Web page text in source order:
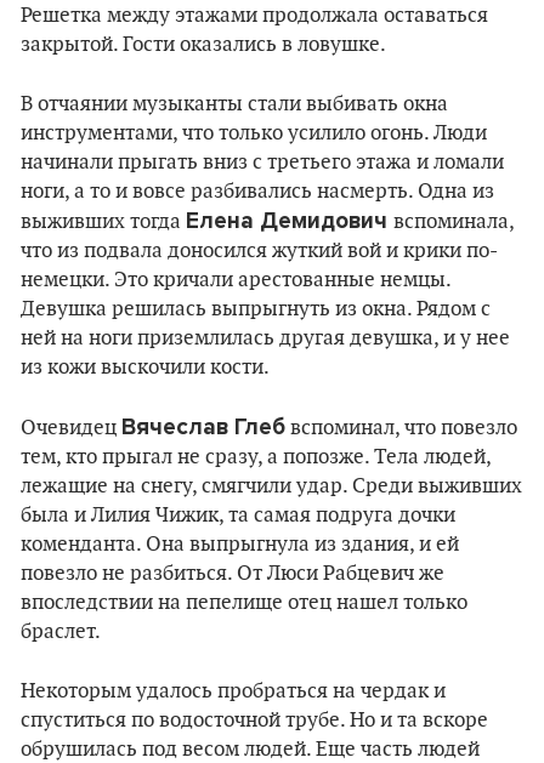
Решетка между этажами продолжала оставаться
закрытой. Гости оказались в ловушке.
В отчаянии музыканты стали выбивать окна
инструментами, что только усилило огонь. Люди
начинали прыгать вниз с третьего этажа и ломали
ноги, а то и вовсе разбивались насмерть. Одна из
выживших тогда Елена Демидович вспоминала,
что из подвала доносился жуткий вой и крики по-
немецки. Это кричали арестованные немцы.
Девушка решилась выпрыгнуть из окна. Рядом с
ней на ноги приземлилась другая девушка, и у нее
из кожи выскочили кости.
Очевидец Вячеслав Глеб вспоминал, что повезло
тем, кто прыгал не сразу, а попозже. Тела людей,
лежащие на снегу, смягчили удар. Среди выживших
была и Лилия Чижик, та самая подруга дочки
коменданта. Она выпрыгнула из здания, и ей
повезло не разбиться. От Люси Рабцевич же
впоследствии на пепелище отец нашел только
браслет.
Некоторым удалось пробраться на чердак и
спуститься по водосточной трубе. Но и та вскоре
обрушилась под весом людей. Еще часть людей